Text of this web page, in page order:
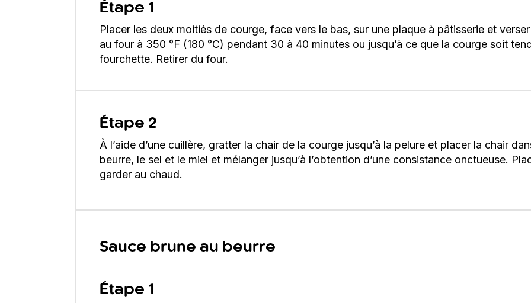
Étape 1
Placer les deux moitiés de courge, face vers le bas, sur une plaque à pâtisserie et
au four à 350 °F (180 °C) pendant 30 à 40 minutes ou jusqu’à ce que la courge soit
fourchette. Retirer du four.
Étape 2
À l’aide d’une cuillère, gratter la chair de la courge jusqu’à la pelure et placer la chair
beurre, le sel et le miel et mélanger jusqu’à l’obtention d’une consistance onctueuse.
garder au chaud.
Sauce brune au beurre
Étape 1